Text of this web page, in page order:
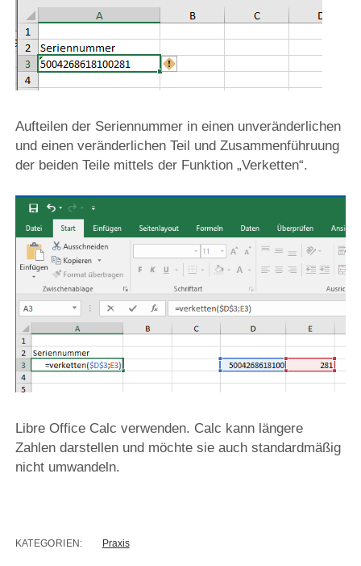
Aufteilen der Seriennummer in einen unveränderlichen
und einen veränderlichen Teil und Zusammenführuung
der beiden Teile mittels der Funktion „Verketten“.
Libre Office Calc verwenden. Calc kann längere
Zahlen darstellen und möchte sie auch standardmäßig
nicht umwandeln.
KATEGORIEN: Praxis